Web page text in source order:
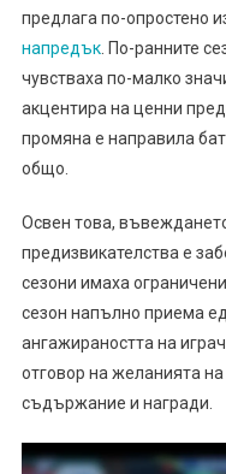
предлага по-опростено
напредък. По-ранните
чувстваха по-малко
акцентира на ценни
промяна е направила
общо.
Освен това,
предизвикателства е
сезони имаха
сезон напълно приема
ангажираността на
отговор на желанията
съдържание и награди.